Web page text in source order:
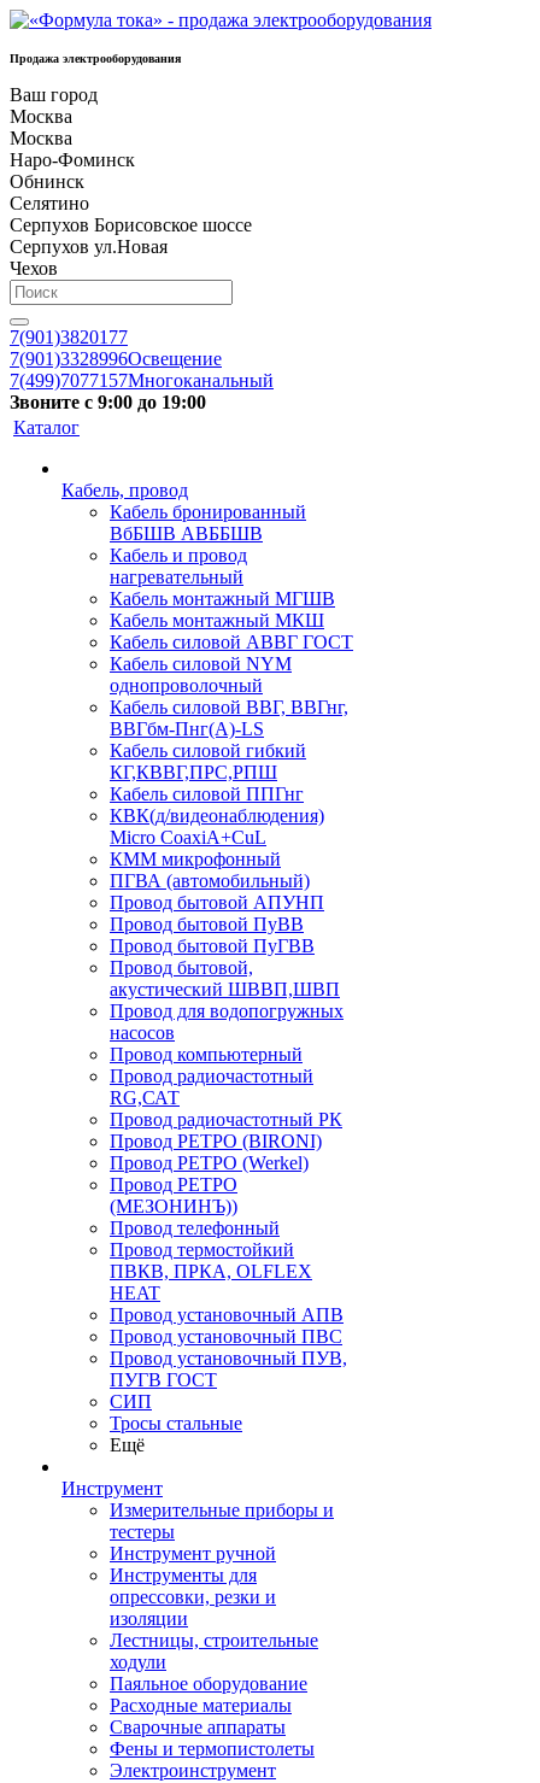
Продажа электрооборудования
Ваш город
Москва
Москва
Наро-Фоминск
Обнинск
Селятино
Серпухов Борисовское шоссе
Серпухов ул.Новая
Чехов
7(901)3820177
7(901)3328996Освещение
7(499)7077157Многоканальный
Звоните с 9:00 до 19:00
Каталог
Кабель, провод
Кабель бронированный
ВбБШВ АВББШВ
Кабель и провод
нагревательный
Кабель монтажный МГШВ
Кабель монтажный МКШ
Кабель силовой АВВГ ГОСТ
Кабель силовой NYM
однопроволочный
Кабель силовой ВВГ, ВВГнг,
ВВГбм-Пнг(А)-LS
Кабель силовой гибкий
КГ,КВВГ,ПРС,РПШ
Кабель силовой ППГнг
КВК(д/видеонаблюдения)
Micro CoaxiA+CuL
КММ микрофонный
ПГВА (автомобильный)
Провод бытовой АПУНП
Провод бытовой ПуВВ
Провод бытовой ПуГВВ
Провод бытовой,
акустический ШВВП,ШВП
Провод для водопогружных
насосов
Провод компьютерный
Провод радиочастотный
RG,САТ
Провод радиочастотный РК
Провод РЕТРО (BIRONI)
Провод РЕТРО (Werkel)
Провод РЕТРО
(МЕЗОНИНЪ))
Провод телефонный
Провод термостойкий
ПВКВ, ПРКА, OLFLEX
HEAT
Провод установочный АПВ
Провод установочный ПВС
Провод установочный ПУВ,
ПУГВ ГОСТ
СИП
Тросы стальные
Ещё
Инструмент
Измерительные приборы и
тестеры
Инструмент ручной
Инструменты для
опрессовки, резки и
изоляции
Лестницы, строительные
ходули
Паяльное оборудование
Расходные материалы
Сварочные аппараты
Фены и термопистолеты
Электроинструмент